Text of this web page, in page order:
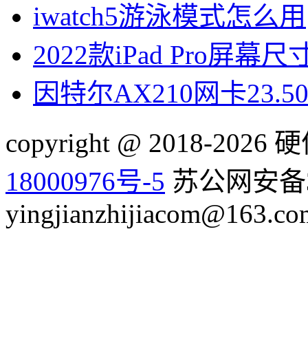
iwatch5游泳模式怎么用
2022款iPad Pro屏幕尺
因特尔AX210网卡
copyright @ 2018-2026
18000976号-5 苏公网安